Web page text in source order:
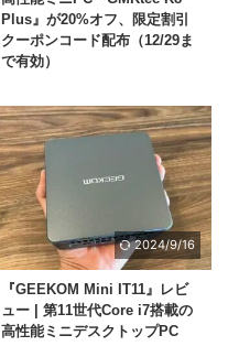
Plus』が20%オフ、限定割引
クーポンコード配布（12/29ま
で有効）
2024/9/16
『GEEKOM Mini IT11』レビ
ュー | 第11世代Core i7搭載の
高性能ミニデスクトップPC